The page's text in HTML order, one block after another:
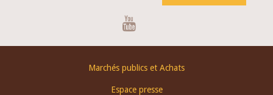
Marchés publics et Achats
Espace presse